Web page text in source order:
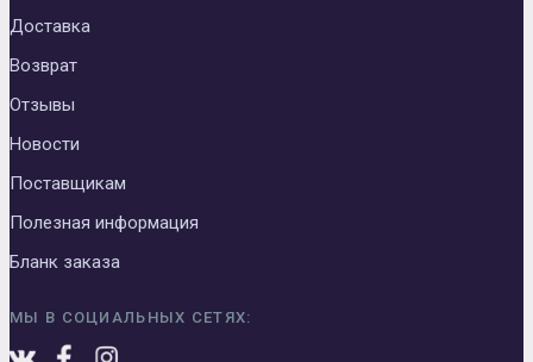
Доставка
Возврат
Отзывы
Новости
Поставщикам
Полезная информация
Бланк заказа
МЫ В СОЦИАЛЬНЫХ СЕТЯХ: